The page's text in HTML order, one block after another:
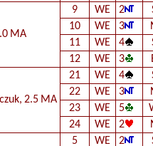
MA
9 WE 2
10
WE 3
11
WE 4
12
WE 3
2.5 MA
21 WE 4
22
WE 3
23
WE 5
24
WE 2
5 WE 2